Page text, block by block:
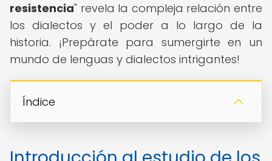
resistencia" revela la compleja relación entre
los dialectos y el poder a lo largo de la
historia. ¡Prepárate para sumergirte en un
mundo de lenguas y dialectos intrigantes!
Índice